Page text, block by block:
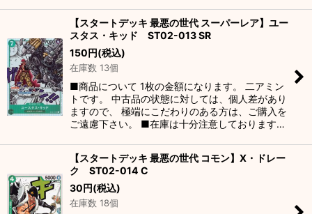
【スタートデッキ 最悪の世代 スーパーレア】ユー
スタス・キッド ST02-013 SR
150円(税込)
在庫数 13個
■商品について 1枚の金額になります。 二アミン
トです。 中古品の状態に対しては、個人差があり
ますので、 極端にこだわりのある方は、ご購入を
ご遠慮下さい。 ■在庫は十分注意しております…
【スタートデッキ 最悪の世代 コモン】X・ドレー
ク ST02-014 C
30円(税込)
在庫数 18個